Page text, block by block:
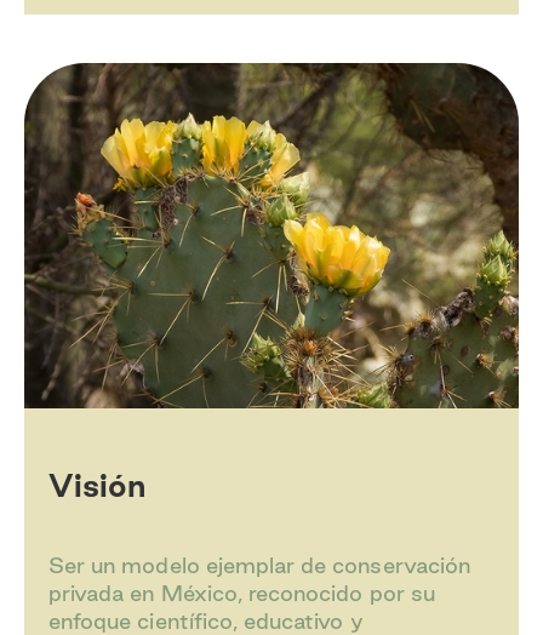
Visión
Ser un modelo ejemplar de conservación
privada en México, reconocido por su
enfoque científico, educativo y